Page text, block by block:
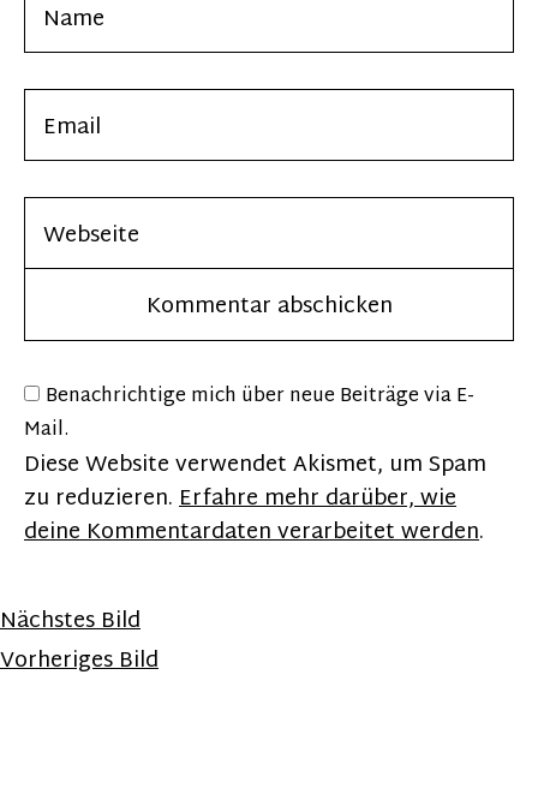
Benachrichtige mich über neue Beiträge via E-
Mail.
Diese Website verwendet Akismet, um Spam
zu reduzieren.Erfahre mehr darüber, wie
deine Kommentardaten verarbeitet werden.
Nächstes Bild
Vorheriges Bild